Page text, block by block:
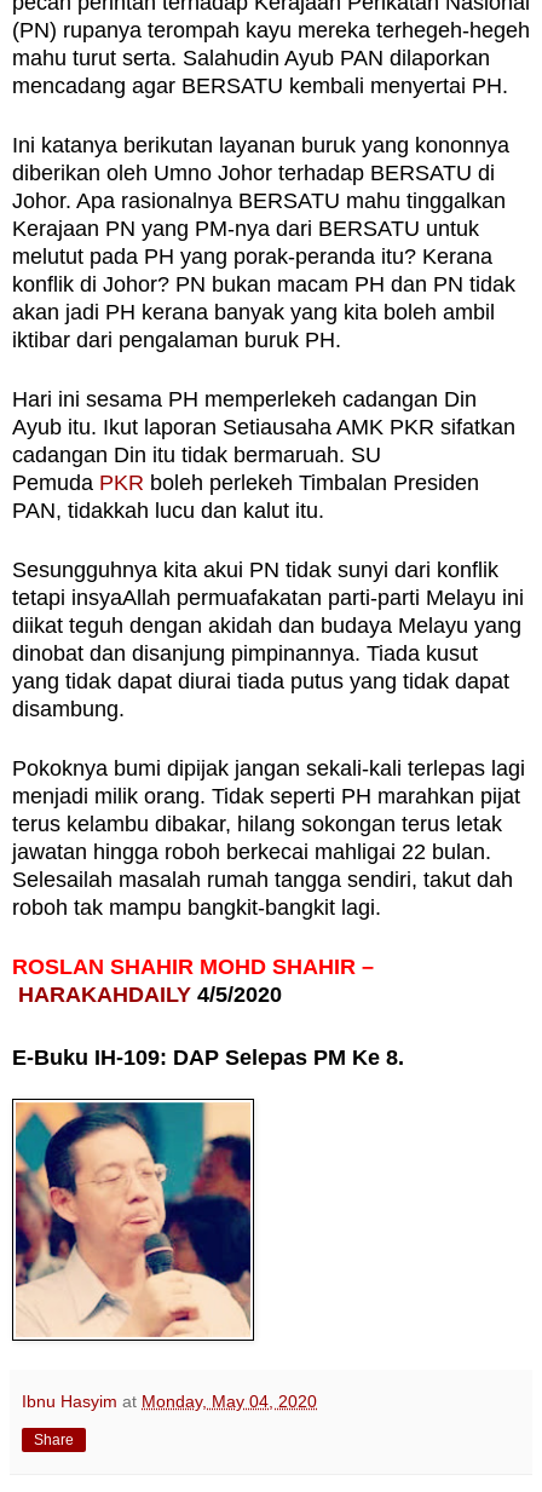
(PN) rupanya terompah kayu mereka terhegeh-hegeh
mahu turut serta. Salahudin Ayub PAN dilaporkan
mencadang agar BERSATU kembali menyertai PH.
Ini katanya berikutan layanan buruk yang kononnya
diberikan oleh Umno Johor terhadap BERSATU di
Johor. Apa rasionalnya BERSATU mahu tinggalkan
Kerajaan PN yang PM-nya dari BERSATU untuk
melutut pada PH yang porak-peranda itu? Kerana
konflik di Johor? PN bukan macam PH dan PN tidak
akan jadi PH kerana banyak yang kita boleh ambil
iktibar dari pengalaman buruk PH.
Hari ini sesama PH memperlekeh cadangan Din
Ayub itu. Ikut laporan Setiausaha AMK PKR sifatkan
cadangan Din itu tidak bermaruah. SU
Pemuda PKR boleh perlekeh Timbalan Presiden
PAN, tidakkah lucu dan kalut itu.
Sesungguhnya kita akui PN tidak sunyi dari konflik
tetapi insyaAllah permuafakatan parti-parti Melayu ini
diikat teguh dengan akidah dan budaya Melayu yang
dinobat dan disanjung pimpinannya. Tiada kusut
yang tidak dapat diurai tiada putus yang tidak dapat
disambung.
Pokoknya bumi dipijak jangan sekali-kali terlepas lagi
menjadi milik orang. Tidak seperti PH marahkan pijat
terus kelambu dibakar, hilang sokongan terus letak
jawatan hingga roboh berkecai mahligai 22 bulan.
Selesailah masalah rumah tangga sendiri, takut dah
roboh tak mampu bangkit-bangkit lagi.
ROSLAN SHAHIR MOHD SHAHIR –
HARAKAHDAILY 4/5/2020
E-Buku IH-109: DAP Selepas PM Ke 8.
Ibnu Hasyim at Monday, May 04, 2020
Share